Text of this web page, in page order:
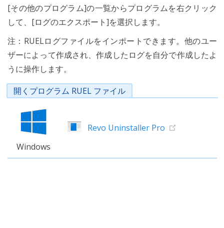
[その他のプログラム]の一覧からプログラムを右クリック
して、[ログのエクスポート]を選択します。
注：RUELログファイルをインポートできます。他のユー
ザーによって作成され、作成したログを自分で作成したよ
うに操作します。
開くプログラム RUEL ファイル
Windows
Revo Uninstaller Pro